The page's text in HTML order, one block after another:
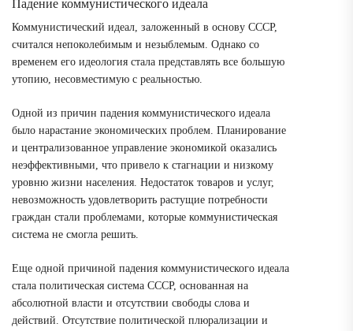
Падение коммунистического идеала
Коммунистический идеал, заложенный в основу СССР,
считался непоколебимым и незыблемым. Однако со
временем его идеология стала представлять все большую
утопию, несовместимую с реальностью.
Одной из причин падения коммунистического идеала
было нарастание экономических проблем. Планирование
и централизованное управление экономикой оказались
неэффективными, что привело к стагнации и низкому
уровню жизни населения. Недостаток товаров и услуг,
невозможность удовлетворить растущие потребности
граждан стали проблемами, которые коммунистическая
система не смогла решить.
Еще одной причиной падения коммунистического идеала
стала политическая система СССР, основанная на
абсолютной власти и отсутствии свободы слова и
действий. Отсутствие политической плюрализации и